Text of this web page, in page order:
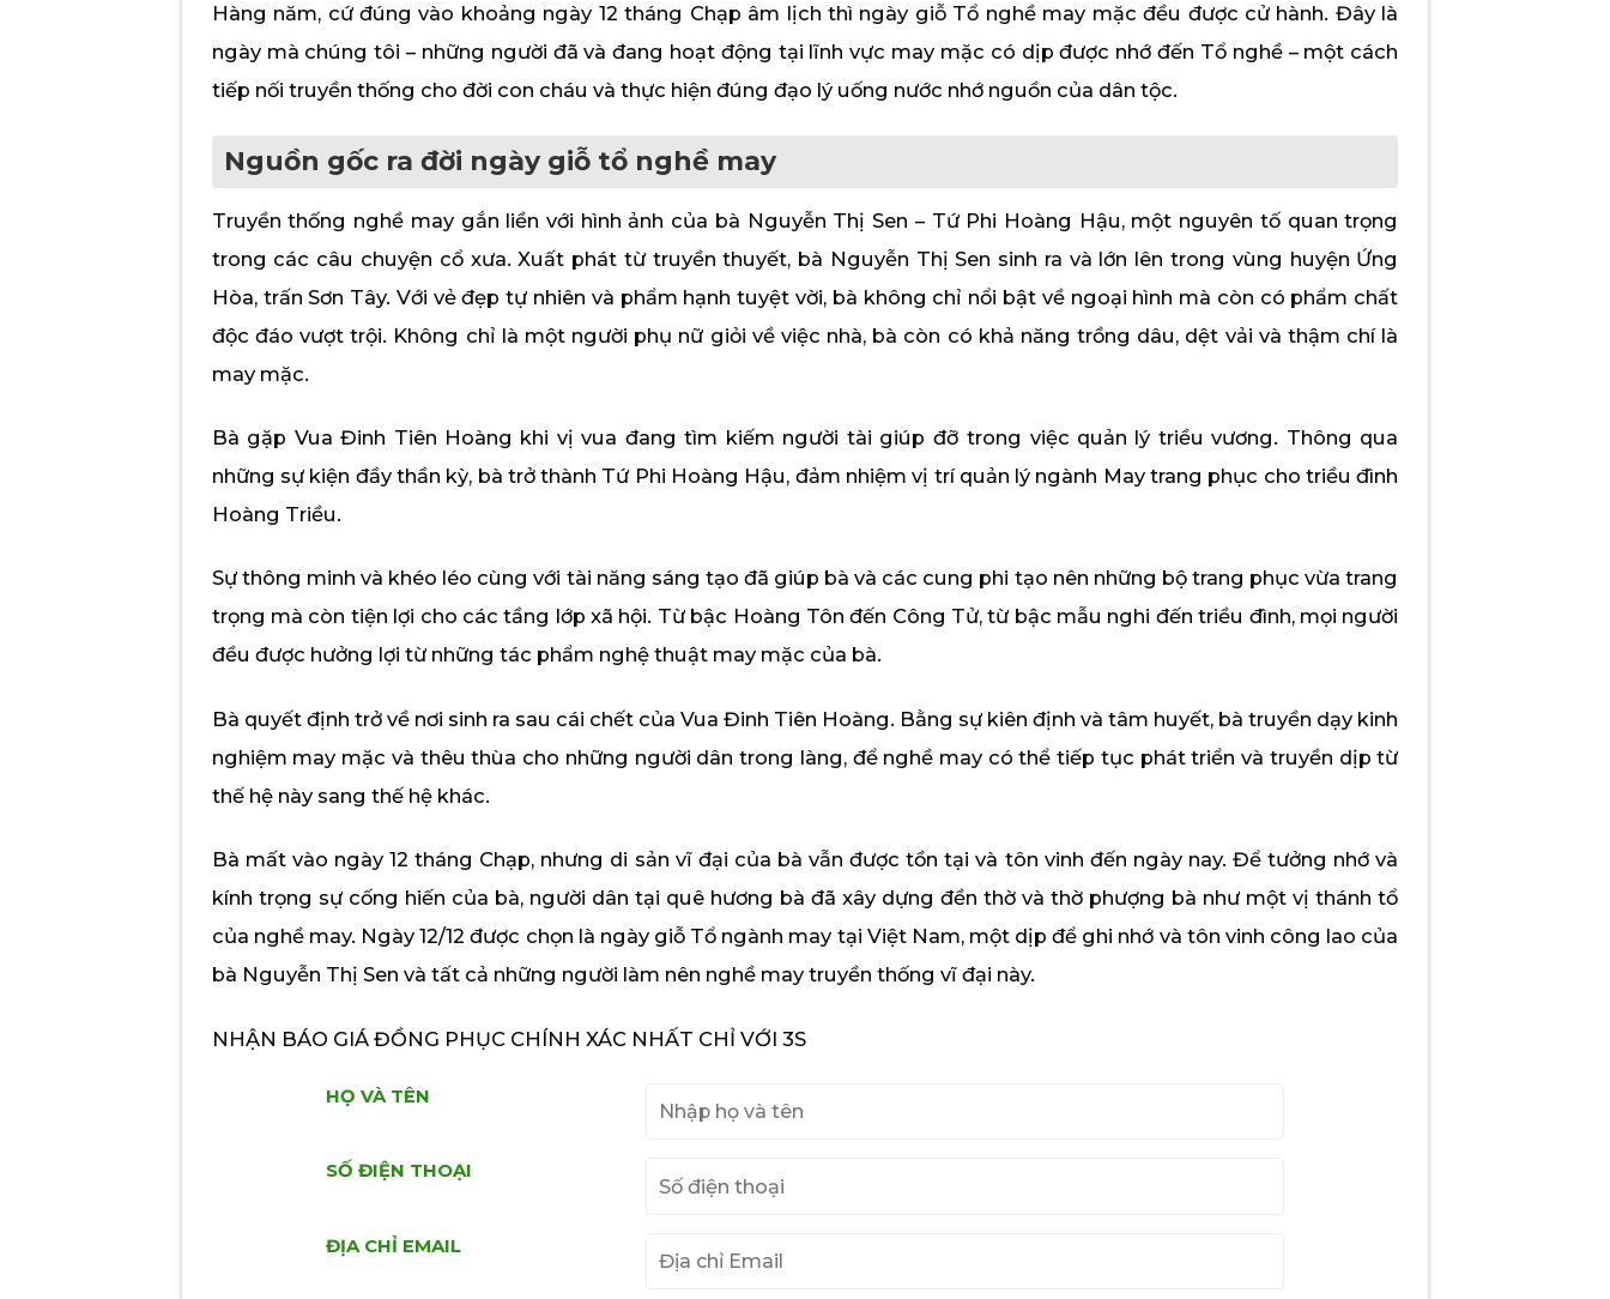
Hàng năm, cứ đúng vào khoảng ngày 12 tháng Chạp âm lịch thì ngày giỗ Tổ nghề may mặc đều được cử hành. Đây là
ngày mà chúng tôi – những người đã và đang hoạt động tại lĩnh vực may mặc có dịp được nhớ đến Tổ nghề – một cách
tiếp nối truyền thống cho đời con cháu và thực hiện đúng đạo lý uống nước nhớ nguồn của dân tộc.
Nguồn gốc ra đời ngày giỗ tổ nghề may
Truyền thống nghề may gắn liền với hình ảnh của bà Nguyễn Thị Sen – Tứ Phi Hoàng Hậu, một nguyên tố quan trọng
trong các câu chuyện cổ xưa. Xuất phát từ truyền thuyết, bà Nguyễn Thị Sen sinh ra và lớn lên trong vùng huyện Ứng
Hòa, trấn Sơn Tây. Với vẻ đẹp tự nhiên và phẩm hạnh tuyệt vời, bà không chỉ nổi bật về ngoại hình mà còn có phẩm chất
độc đáo vượt trội. Không chỉ là một người phụ nữ giỏi về việc nhà, bà còn có khả năng trồng dâu, dệt vải và thậm chí là
may mặc.
Bà gặp Vua Đinh Tiên Hoàng khi vị vua đang tìm kiếm người tài giúp đỡ trong việc quản lý triều vương. Thông qua
những sự kiện đầy thần kỳ, bà trở thành Tứ Phi Hoàng Hậu, đảm nhiệm vị trí quản lý ngành May trang phục cho triều đình
Hoàng Triều.
Sự thông minh và khéo léo cùng với tài năng sáng tạo đã giúp bà và các cung phi tạo nên những bộ trang phục vừa trang
trọng mà còn tiện lợi cho các tầng lớp xã hội. Từ bậc Hoàng Tôn đến Công Tử, từ bậc mẫu nghi đến triều đình, mọi người
đều được hưởng lợi từ những tác phẩm nghệ thuật may mặc của bà.
Bà quyết định trở về nơi sinh ra sau cái chết của Vua Đinh Tiên Hoàng. Bằng sự kiên định và tâm huyết, bà truyền dạy kinh
nghiệm may mặc và thêu thùa cho những người dân trong làng, để nghề may có thể tiếp tục phát triển và truyền dịp từ
thế hệ này sang thế hệ khác.
Bà mất vào ngày 12 tháng Chạp, nhưng di sản vĩ đại của bà vẫn được tồn tại và tôn vinh đến ngày nay. Để tưởng nhớ và
kính trọng sự cống hiến của bà, người dân tại quê hương bà đã xây dựng đền thờ và thờ phượng bà như một vị thánh tổ
của nghề may. Ngày 12/12 được chọn là ngày giỗ Tổ ngành may tại Việt Nam, một dịp để ghi nhớ và tôn vinh công lao của
bà Nguyễn Thị Sen và tất cả những người làm nên nghề may truyền thống vĩ đại này.
NHẬN BÁO GIÁ ĐỒNG PHỤC CHÍNH XÁC NHẤT CHỈ VỚI 3S
HỌ VÀ TÊN
SỐ ĐIỆN THOẠI
ĐỊA CHỈ EMAIL